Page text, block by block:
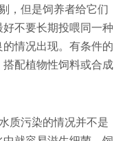
，但是饲养者给它们
不要长期投喂同一种
情况出现。有条件的
配植物性饲料或合成
质污染的情况并不是